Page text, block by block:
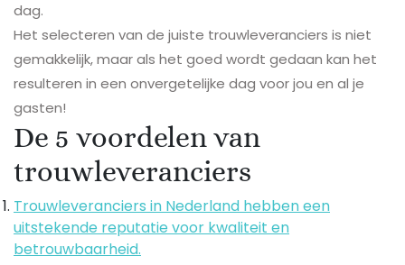
dag.
Het selecteren van de juiste trouwleveranciers is niet
gemakkelijk, maar als het goed wordt gedaan kan het
resulteren in een onvergetelijke dag voor jou en al je
gasten!
De 5 voordelen van
trouwleveranciers
Trouwleveranciers in Nederland hebben een
uitstekende reputatie voor kwaliteit en
betrouwbaarheid.